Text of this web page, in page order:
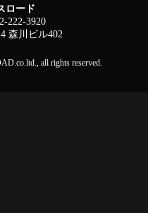
ロード
222-3920
森川ビル402
all rights reserved.